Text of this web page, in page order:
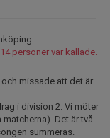
personer var kallade.
missade att det är
i division 2. Vi möter
Det är två
summeras.